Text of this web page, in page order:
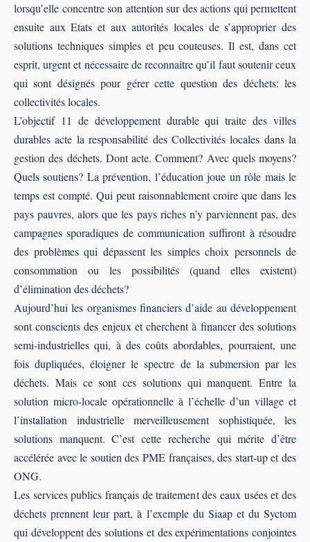
lorsqu’elle concentre son attention sur des actions qui permettent
ensuite aux Etats et aux autorités locales de s’approprier des
solutions techniques simples et peu couteuses. Il est, dans cet
esprit, urgent et nécessaire de reconnaitre qu’il faut soutenir ceux
qui sont désignés pour gérer cette question des déchets: les
collectivités locales.
L’objectif 11 de développement durable qui traite des villes
durables acte la responsabilité des Collectivités locales dans la
gestion des déchets. Dont acte. Comment? Avec quels moyens?
Quels soutiens? La prévention, l’éducation joue un rôle mais le
temps est compté. Qui peut raisonnablement croire que dans les
pays pauvres, alors que les pays riches n’y parviennent pas, des
campagnes sporadiques de communication suﬃront à résoudre
des problèmes qui dépassent les simples choix personnels de
consommation ou les possibilités (quand elles existent)
d’élimination des déchets?
Aujourd’hui les organismes ﬁnanciers d’aide au développement
sont conscients des enjeux et cherchent à ﬁnancer des solutions
semi-industrielles qui, à des coûts abordables, pourraient, une
fois dupliquées, éloigner le spectre de la submersion par les
déchets. Mais ce sont ces solutions qui manquent. Entre la
solution micro-locale opérationnelle à l’échelle d’un village et
l’installation industrielle merveilleusement sophistiquée, les
solutions manquent. C’est cette recherche qui mérite d’être
accélérée avec le soutien des PME françaises, des start-up et des
ONG.
Les services publics français de traitement des eaux usées et des
déchets prennent leur part, à l’exemple du Siaap et du Syctom
qui développent des solutions et des expérimentations conjointes